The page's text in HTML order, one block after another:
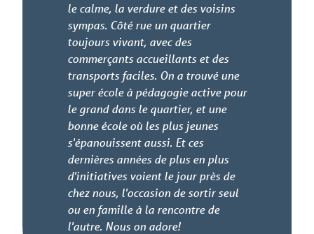
le calme, la verdure et des voisins
sympas. Côté rue un quartier
toujours vivant, avec des
commerçants accueillants et des
transports faciles. On a trouvé une
super école à pédagogie active pour
le grand dans le quartier, et une
bonne école où les plus jeunes
s'épanouissent aussi. Et ces
dernières années de plus en plus
d'initiatives voient le jour près de
chez nous, l'occasion de sortir seul
ou en famille à la rencontre de
l'autre. Nous on adore!